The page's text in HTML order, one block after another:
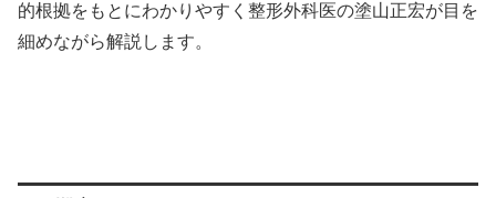
的根拠をもとにわかりやすく整形外科医の塗山正宏が目を
細めながら解説します。